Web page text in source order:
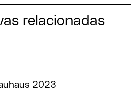
relacionadas
2023